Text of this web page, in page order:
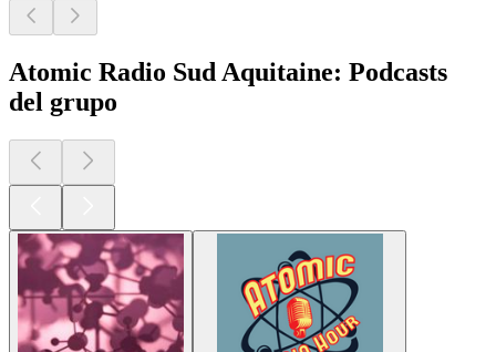
Atomic Radio Sud Aquitaine: Podcasts
del grupo